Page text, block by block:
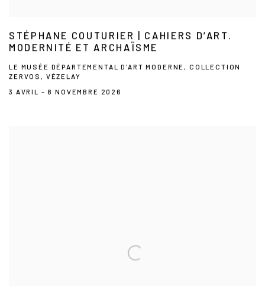
STÉPHANE COUTURIER | CAHIERS D’ART.
MODERNITÉ ET ARCHAÏSME
LE MUSÉE DÉPARTEMENTAL D'ART MODERNE, COLLECTION
ZERVOS, VÉZELAY
3 AVRIL - 8 NOVEMBRE 2026